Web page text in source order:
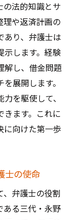
の法的知識とサ
理や返済計画の
あり、弁護士は
示します。経験
解し、借金問題
展開します。
を駆使して、
きます。これに
に向けた第一歩
士の使命
弁護士の役割
ある三代・永野